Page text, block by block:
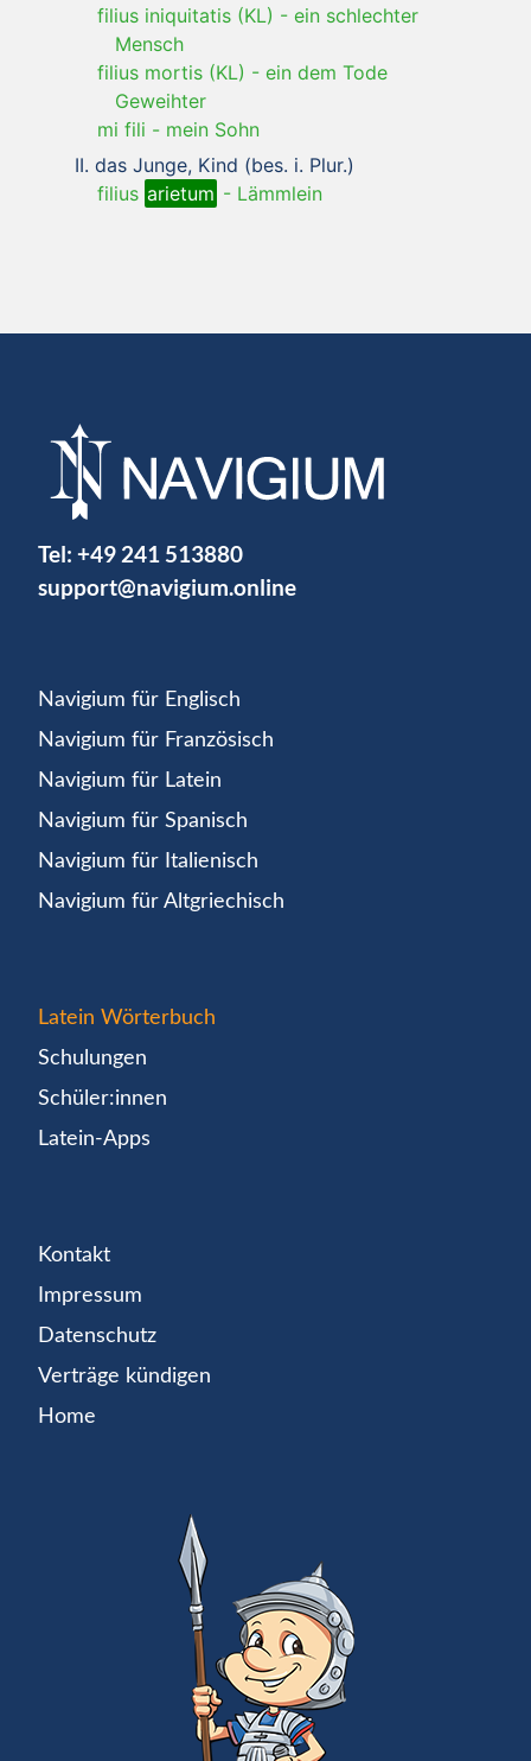
filius iniquitatis (KL) - ein schlechter
Mensch
filius mortis (KL) - ein dem Tode
Geweihter
mi fili - mein Sohn
das Junge, Kind (bes. i. Plur.)
filius arietum - Lämmlein
Tel: +49 241 513880
support@navigium.online
Navigium für Englisch
Navigium für Französisch
Navigium für Latein
Navigium für Spanisch
Navigium für Italienisch
Navigium für Altgriechisch
Latein Wörterbuch
Schulungen
Schüler:innen
Latein-Apps
Kontakt
Impressum
Datenschutz
Verträge kündigen
Home